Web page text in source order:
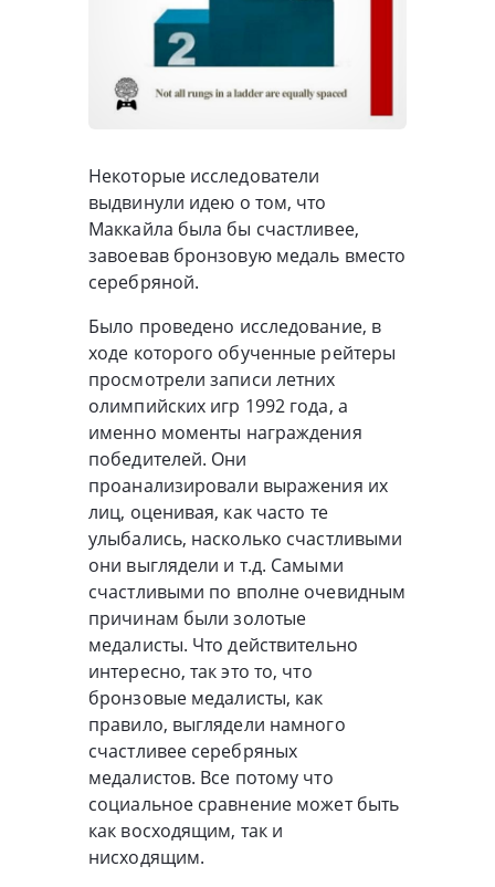
Некоторые исследователи
выдвинули идею о том, что
Маккайла была бы счастливее,
завоевав бронзовую медаль вместо
серебряной.
Было проведено исследование, в
ходе которого обученные рейтеры
просмотрели записи летних
олимпийских игр 1992 года, а
именно моменты награждения
победителей. Они
проанализировали выражения их
лиц, оценивая, как часто те
улыбались, насколько счастливыми
они выглядели и т.д. Самыми
счастливыми по вполне очевидным
причинам были золотые
медалисты. Что действительно
интересно, так это то, что
бронзовые медалисты, как
правило, выглядели намного
счастливее серебряных
медалистов. Все потому что
социальное сравнение может быть
как восходящим, так и
нисходящим.